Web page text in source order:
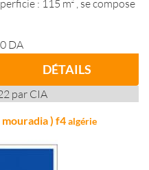
: 115 m² , se compose
DA
DÉTAILS
par CIA
) f4algérie